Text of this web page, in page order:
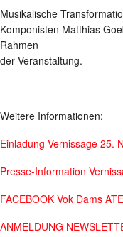
Musikalische
Komponisten Matthias
Rahmen
der Veranstaltung.
Weitere Informationen:
Einladung Vernissage 25.
Presse-Information
FACEBOOK Vok Dams
ANMELDUNG